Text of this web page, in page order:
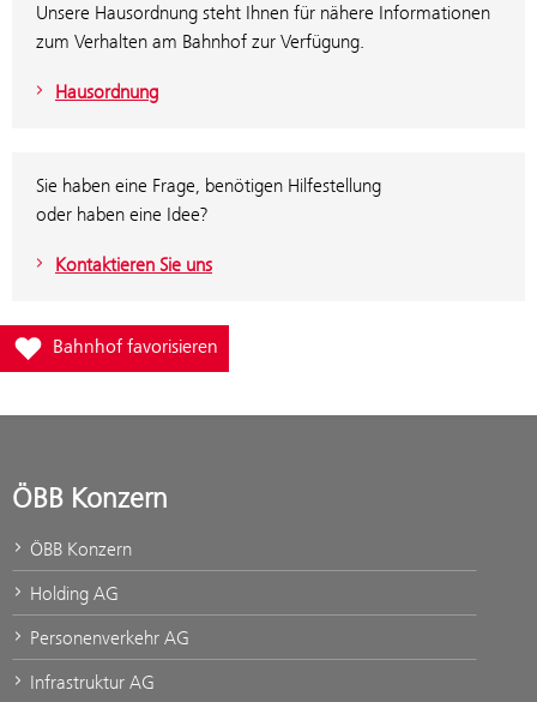
Unsere Hausordnung steht Ihnen für nähere Informationen
zum Verhalten am Bahnhof zur Verfügung.
Hausordnung
Sie haben eine Frage, benötigen Hilfestellung
oder haben eine Idee?
Kontaktieren Sie uns
Füge Bahnhof Sitzenberg-Reidling zur Favoritenliste hinzu
Bahnhof favorisieren
ÖBB Konzern
ÖBB Konzern
Holding AG
Personenverkehr AG
Infrastruktur AG